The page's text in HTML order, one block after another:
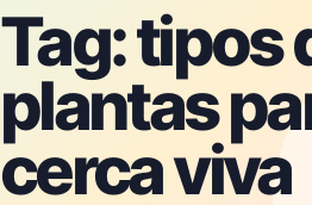
Tag:tipos
plantas
cerca viva